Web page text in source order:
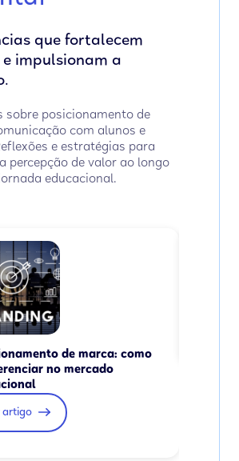
que fortalecem
impulsionam a
sobre posicionamento de
com alunos e
e estratégias para
percepção de valor ao longo
educacional.
de marca: como
no mercado
artigo